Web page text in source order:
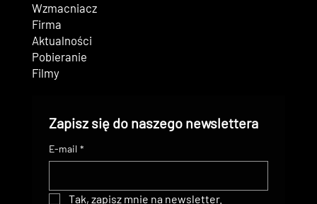
Wzmacniacz
Firma
Aktualności
Pobieranie
Filmy
Zapisz się do naszego newslettera
E-mail *
Tak, zapisz mnie na newsletter.